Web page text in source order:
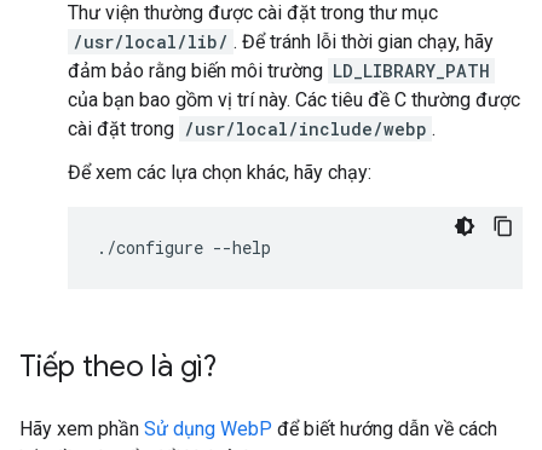
Thư viện thường được cài đặt trong thư mục
/usr/local/lib/ . Để tránh lỗi thời gian chạy, hãy
đảm bảo rằng biến môi trường LD_LIBRARY_PATH
của bạn bao gồm vị trí này. Các tiêu đề C thường được
cài đặt trong /usr/local/include/webp .
Để xem các lựa chọn khác, hãy chạy:
./configure
Tiếp theo là gì?
Hãy xem phần Sử dụng WebP để biết hướng dẫn về cách